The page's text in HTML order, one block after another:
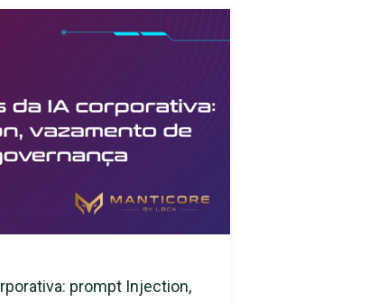
prompt Injection,